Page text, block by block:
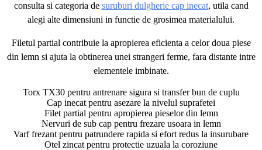
consulta si categoria de suruburi dulgherie cap inecat, utila cand
alegi alte dimensiuni in functie de grosimea materialului.
Filetul partial contribuie la apropierea eficienta a celor doua piese
din lemn si ajuta la obtinerea unei strangeri ferme, fara distante intre
elementele imbinate.
Torx TX30 pentru antrenare sigura si transfer bun de cuplu
Cap inecat pentru asezare la nivelul suprafetei
Filet partial pentru apropierea pieselor din lemn
Nervuri de sub cap pentru frezare usoara in lemn
Varf frezant pentru patrundere rapida si efort redus la insurubare
Otel zincat pentru protectie uzuala la coroziune